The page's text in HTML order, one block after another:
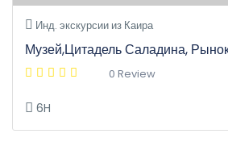
Инд. экскурсии из Каира
Музей,Цитадель Саладина,
0 Review
6H